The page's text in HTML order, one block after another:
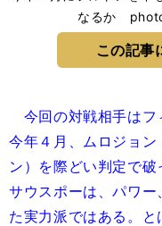
なるか
この記事
今回の対戦相手はフ
今年４月、ムロジョ
ン）を際どい判定で
サウスポーは、パワー
た実力派ではある。